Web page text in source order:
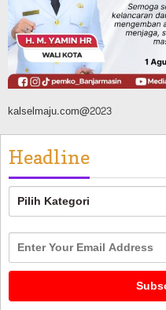
Agustus 8, 2026
kalselmaju.com@2023
Headline
Headline